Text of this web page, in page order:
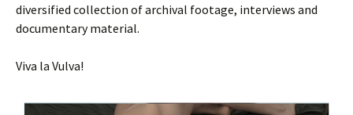
diversified collection of archival footage, interviews and
documentary material.
Viva la Vulva!